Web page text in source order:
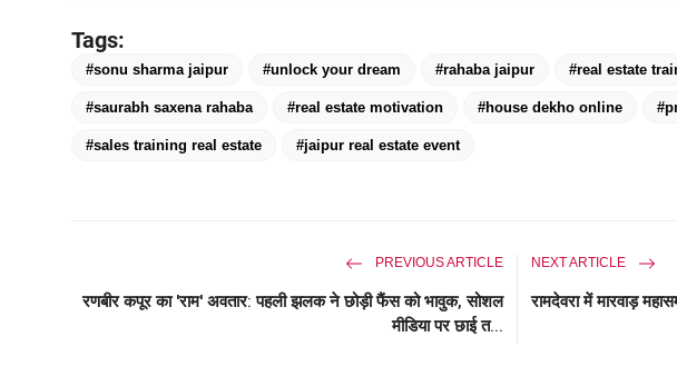
Tags:
#sonu sharma jaipur #unlock your dream #rahaba jaipur #real estate
#saurabh saxena rahaba #real estate motivation #house dekho online
#sales training real estate #jaipur real estate event
PREVIOUS ARTICLE
रणबीर कपूर का 'राम' अवतार: पहली झलक ने छोड़ी फैंस को भावुक, सोशल
मीडिया पर छाई त...
NEXT ARTICLE
रामदेवरा में मारवाड़